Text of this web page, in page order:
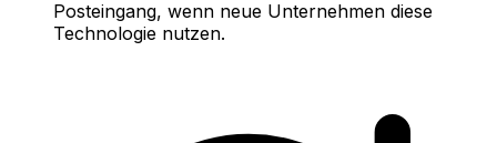
Posteingang, wenn neue Unternehmen diese
Technologie nutzen.